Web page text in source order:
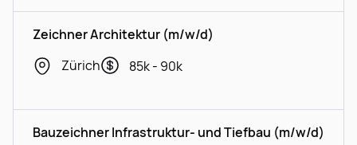
Zeichner Architektur (m/w/d)
Zürich
85k - 90k
Bauzeichner Infrastruktur- und Tiefbau (m/w/d)